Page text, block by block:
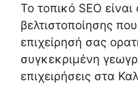
Το τοπικό SEO
βελτιστοποίησης
επιχείρησή σας
συγκεκριμένη
επιχειρήσεις στα